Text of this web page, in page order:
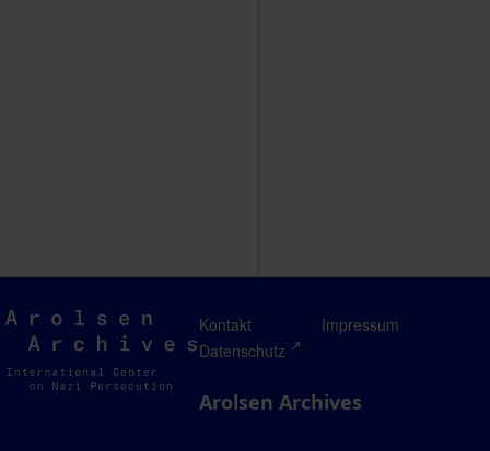
Arolsen
Archives
Kontakt
Impressum
Datenschutz
Arolsen Archives